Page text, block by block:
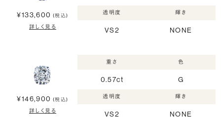
¥133,600 (税込)
詳しく見る
透明度
VS2
輝き
NONE
¥146,900 (税込)
詳しく見る
重さ
0.57ct
色
G
透明度
VS2
輝き
NONE